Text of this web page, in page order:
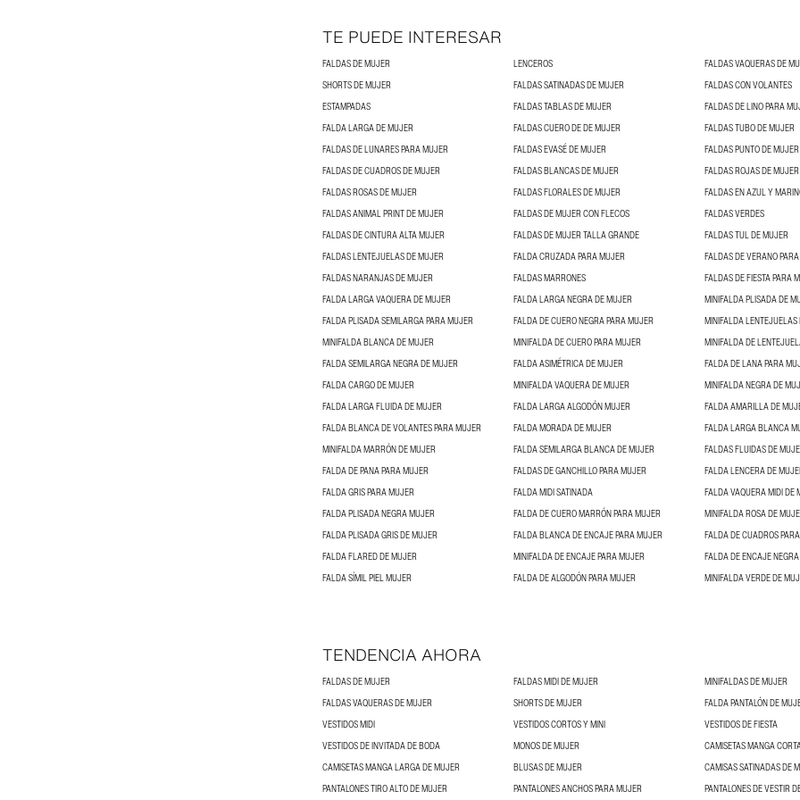
TE PUEDE INTERESAR
FALDAS DE MUJER LENCEROS
FALDAS VAQUERAS DE
SHORTS DE MUJER
FALDAS SATINADAS DE MUJER
FALDAS CON VOLANTES
ESTAMPADAS
FALDAS TABLAS DE MUJER
FALDAS DE LINO PARA
FALDA LARGA DE MUJER
FALDAS CUERO DE DE MUJER
FALDAS TUBO DE MUJER
FALDAS DE LUNARES PARA MUJER
FALDAS EVASÉ DE MUJER
FALDAS PUNTO DE MUJER
FALDAS DE CUADROS DE MUJER
FALDAS BLANCAS DE MUJER
FALDAS ROJAS DE MUJER
FALDAS ROSAS DE MUJER
FALDAS FLORALES DE MUJER
FALDAS EN AZUL Y
FALDAS ANIMAL PRINT DE MUJER
FALDAS DE MUJER CON FLECOS
FALDAS VERDES
FALDAS DE CINTURA ALTA MUJER
FALDAS DE MUJER TALLA GRANDE
FALDAS TUL DE MUJER
FALDAS LENTEJUELAS DE MUJER
FALDA CRUZADA PARA MUJER
FALDAS DE VERANO
FALDAS NARANJAS DE MUJER
FALDAS MARRONES
FALDAS DE FIESTA PARA
FALDA LARGA VAQUERA DE MUJER
FALDA LARGA NEGRA DE MUJER
MINIFALDA PLISADA DE
FALDA PLISADA SEMILARGA PARA MUJER
FALDA DE CUERO NEGRA PARA MUJER
MINIFALDA LENTEJUELAS
MINIFALDA BLANCA DE MUJER
MINIFALDA DE CUERO PARA MUJER
MINIFALDA DE
FALDA SEMILARGA NEGRA DE MUJER
FALDA ASIMÉTRICA DE MUJER
FALDA DE LANA PARA
FALDA CARGO DE MUJER
MINIFALDA VAQUERA DE MUJER
MINIFALDA NEGRA DE
FALDA LARGA FLUIDA DE MUJER
FALDA LARGA ALGODÓN MUJER
FALDA AMARILLA DE
FALDA BLANCA DE VOLANTES PARA MUJER
FALDA MORADA DE MUJER
FALDA LARGA BLANCA
MINIFALDA MARRÓN DE MUJER
FALDA SEMILARGA BLANCA DE MUJER
FALDAS FLUIDAS DE
FALDA DE PANA PARA MUJER
FALDAS DE GANCHILLO PARA MUJER
FALDA LENCERA DE
FALDA GRIS PARA MUJER
FALDA MIDI SATINADA
FALDA VAQUERA MIDI DE
FALDA PLISADA NEGRA MUJER
FALDA DE CUERO MARRÓN PARA MUJER
MINIFALDA ROSA DE
FALDA PLISADA GRIS DE MUJER
FALDA BLANCA DE ENCAJE PARA MUJER
FALDA DE CUADROS
FALDA FLARED DE MUJER
MINIFALDA DE ENCAJE PARA MUJER
FALDA DE ENCAJE
FALDA SÍMIL PIEL MUJER
FALDA DE ALGODÓN PARA MUJER MINIFALDA VERDE DE
TENDENCIA AHORA
FALDAS DE MUJER FALDAS MIDI DE MUJER
MINIFALDAS DE MUJER
FALDAS VAQUERAS DE MUJER
SHORTS DE MUJER
FALDA PANTALÓN DE
VESTIDOS MIDI
VESTIDOS CORTOS Y MINI
VESTIDOS DE FIESTA
VESTIDOS DE INVITADA DE BODA
MONOS DE MUJER
CAMISETAS MANGA
CAMISETAS MANGA LARGA DE MUJER
BLUSAS DE MUJER
CAMISAS SATINADAS DE
PANTALONES TIRO ALTO DE MUJER
PANTALONES ANCHOS PARA MUJER PANTALONES DE VESTIR